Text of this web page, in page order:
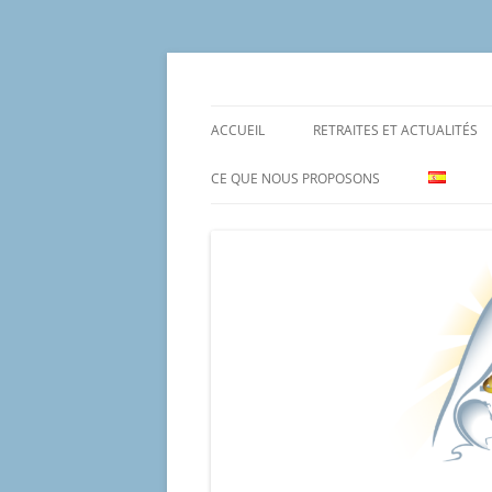
Aller
ACCUEIL RETRAITES ET ACTUALITÉS
CE QUE NOUS PROPOSONS